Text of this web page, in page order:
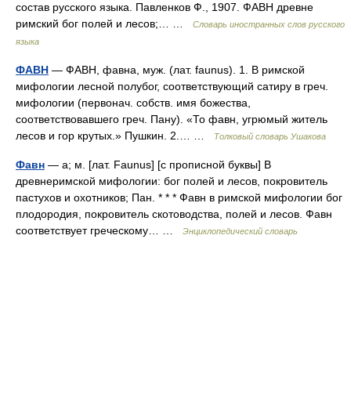
состав русского языка. Павленков Ф., 1907. ФАВН древне
римский бог полей и лесов;… …
Словарь иностранных слов русского
языка
ФАВН — ФАВН, фавна, муж. (лат. faunus). 1. В римской
мифологии лесной полубог, соответствующий сатиру в греч.
мифологии (первонач. собств. имя божества,
соответствовавшего греч. Пану). «То фавн, угрюмый житель
лесов и гор крутых.» Пушкин. 2.… …
Толковый словарь Ушакова
Фавн — а; м. [лат. Faunus] [с прописной буквы] В
древнеримской мифологии: бог полей и лесов, покровитель
пастухов и охотников; Пан. * * * Фавн в римской мифологии бог
плодородия, покровитель скотоводства, полей и лесов. Фавн
соответствует греческому… …
Энциклопедический словарь